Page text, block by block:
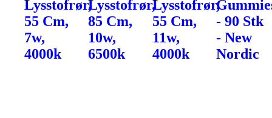
Lysstofrør,
55 Cm,
7w,
4000k
Lysstofrør,
85 Cm,
10w,
6500k
Lysstofrør,
55 Cm,
11w,
4000k
- 90 Stk
- New
Nordic